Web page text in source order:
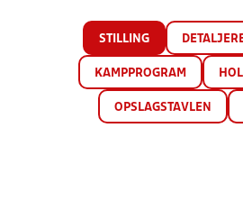
STILLING
KAMPPROGRAM
OPSLAGSTAVLEN